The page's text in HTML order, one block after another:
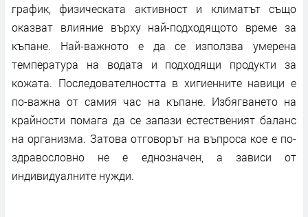
график, физическата активност и климатът също
оказват влияние върху най-подходящото време за
къпане. Най-важното е да се използва умерена
температура на водата и подходящи продукти за
кожата. Последователността в хигиенните навици е
по-важна от самия час на къпане. Избягването на
крайности помага да се запази естественият баланс
на организма. Затова отговорът на въпроса кое е по-
здравословно не е еднозначен, а зависи от
индивидуалните нужди.